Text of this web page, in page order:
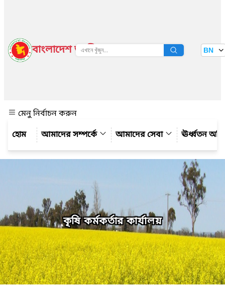
বাংলাদেশ জাতীয় তথ্য বাতায়ন BN
মেনু নির্বাচন করুন
আমাদের সম্পর্কে
আমাদের সেবা ঊর্ধ্বতন
কৃষি কর্মকর্তার কার্যালয়